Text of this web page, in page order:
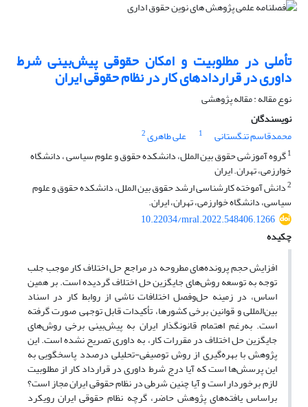
تأملی در مطلوبیت و امکان‌ حقوقی پیش‌بینی شرط
داوری در قراردادهای کار در نظام حقوقی ایران
نوع مقاله : مقاله پژوهشی
نویسندگان
محمدقاسم تنگستانی
1 علی طاهری2
1گروه آموزشی حقوق بین الملل، دانشکده حقوق و علوم سیاسی ، دانشگاه
خوارزمی، تهران. ایران
2دانش آموخته کارشناسی ارشد حقوق بین الملل، دانشکده حقوق و علوم
سیاسی، دانشگاه خوارزمی، تهران، ایران.
10.22034/mral.2022.548406.1266
چکیده
افزایش حجم پرونده‌های مطروحه در مراجع حل اختلاف کار موجب جلب
توجه به توسعه روش‌های جایگزین حل اختلاف گردیده است. بر همین
اساس، در زمینه حل‌وفصل اختلافات ناشی از روابط کار در اسناد
بین‌المللی و قوانین برخی کشورها، تأکیدات قابل توجهی صورت گرفته
است. به‌رغم اهتمام قانونگذار ایران به پیش‌بینی برخی روش‌های
جایگزین حل اختلاف در مقررات کار، به داوری تصریح نشده است. این
پژوهش با بهره‌گیری از روش توصیفی-تحلیلی درصدد پاسخگویی به
این پرسش‌ها است که آیا درج شرط داوری در قرارداد کار از مطلوبیت
لازم برخوردار است و آیا چنین شرطی در نظام حقوقی ایران مجاز است؟
براساس یافته‌های پژوهش حاضر، گرچه نظام حقوقی ایران رویکرد